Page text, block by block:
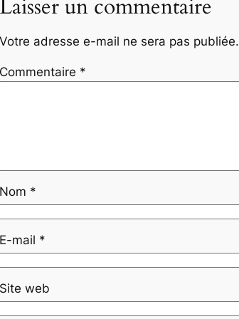
Laisser un commentaire
Votre adresse e-mail ne sera pas publiée.
Commentaire *
Nom *
E-mail *
Site web